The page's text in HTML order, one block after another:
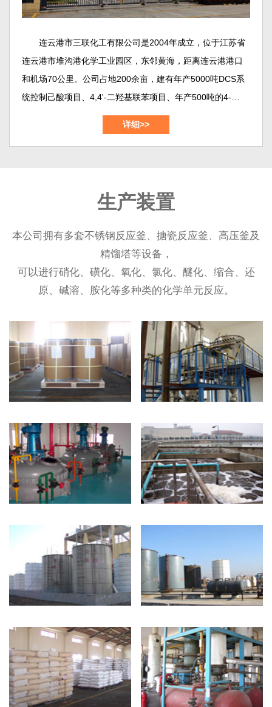
连云港市三联化工有限公司是2004年成立，位于江苏省
连云港市堆沟港化学工业园区，东邻黄海，距离连云港港口
和机场70公里。公司占地200余亩，建有年产5000吨DCS系
统控制己酸项目、4,4'-二羟基联苯项目、年产500吨的4-羟基
联苯项目、年产1500吨的1,2-苯并异噻唑啉-3-酮（BIT）项
目，年产700吨的3,5-二氯苯甲酰氯项目，年产1000吨间苯二
详细>>
生产装置
本公司拥有多套不锈钢反应釜、搪瓷反应釜、高压釜及
精馏塔等设备，
可以进行硝化、磺化、氧化、氯化、醚化、缩合、还
原、碱溶、胺化等多种类的化学单元反应。